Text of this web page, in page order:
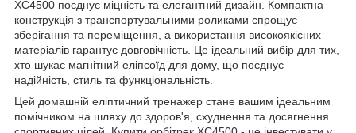
XC4500 поєднує міцність та елегантний дизайн. Компактна
конструкція з транспортувальними роликами спрощує
зберігання та переміщення, а використання високоякісних
матеріалів гарантує довговічність. Це ідеальний вибір для тих,
хто шукає магнітний еліпсоїд для дому, що поєднує
надійність, стиль та функціональність.
Цей домашній еліптичний тренажер стане вашим ідеальним
помічником на шляху до здоров'я, схуднення та досягнення